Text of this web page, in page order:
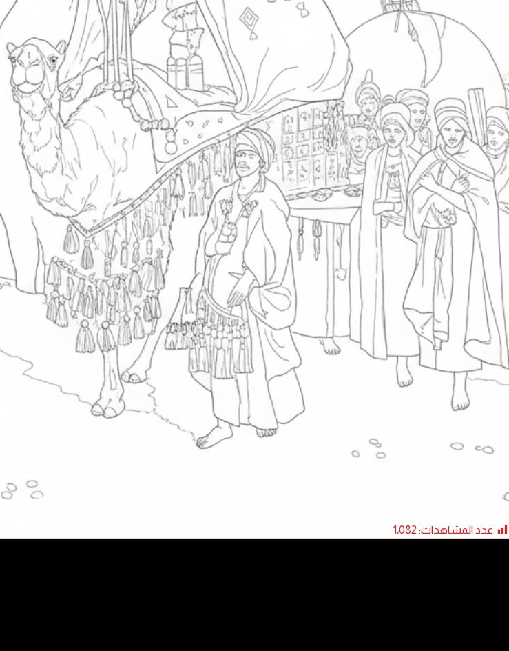
عدد المشاهدات: 1٬082